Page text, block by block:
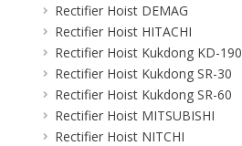
Rectifier Hoist DEMAG
Rectifier Hoist HITACHI
Rectifier Hoist Kukdong KD-190
Rectifier Hoist Kukdong SR-30
Rectifier Hoist Kukdong SR-60
Rectifier Hoist MITSUBISHI
Rectifier Hoist NITCHI